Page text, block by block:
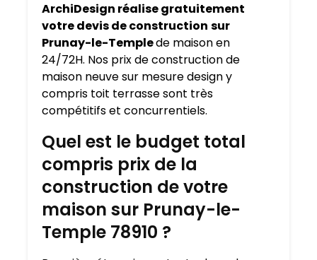
ArchiDesign réalise gratuitement
votre devis de construction sur
Prunay-le-Templede maison en
24/72H. Nos prix de construction de
maison neuve sur mesure design y
compris toit terrasse sont très
compétitifs et concurrentiels.
Quel est le budget total
compris prix de la
construction de votre
maison sur Prunay-le-
Temple 78910 ?